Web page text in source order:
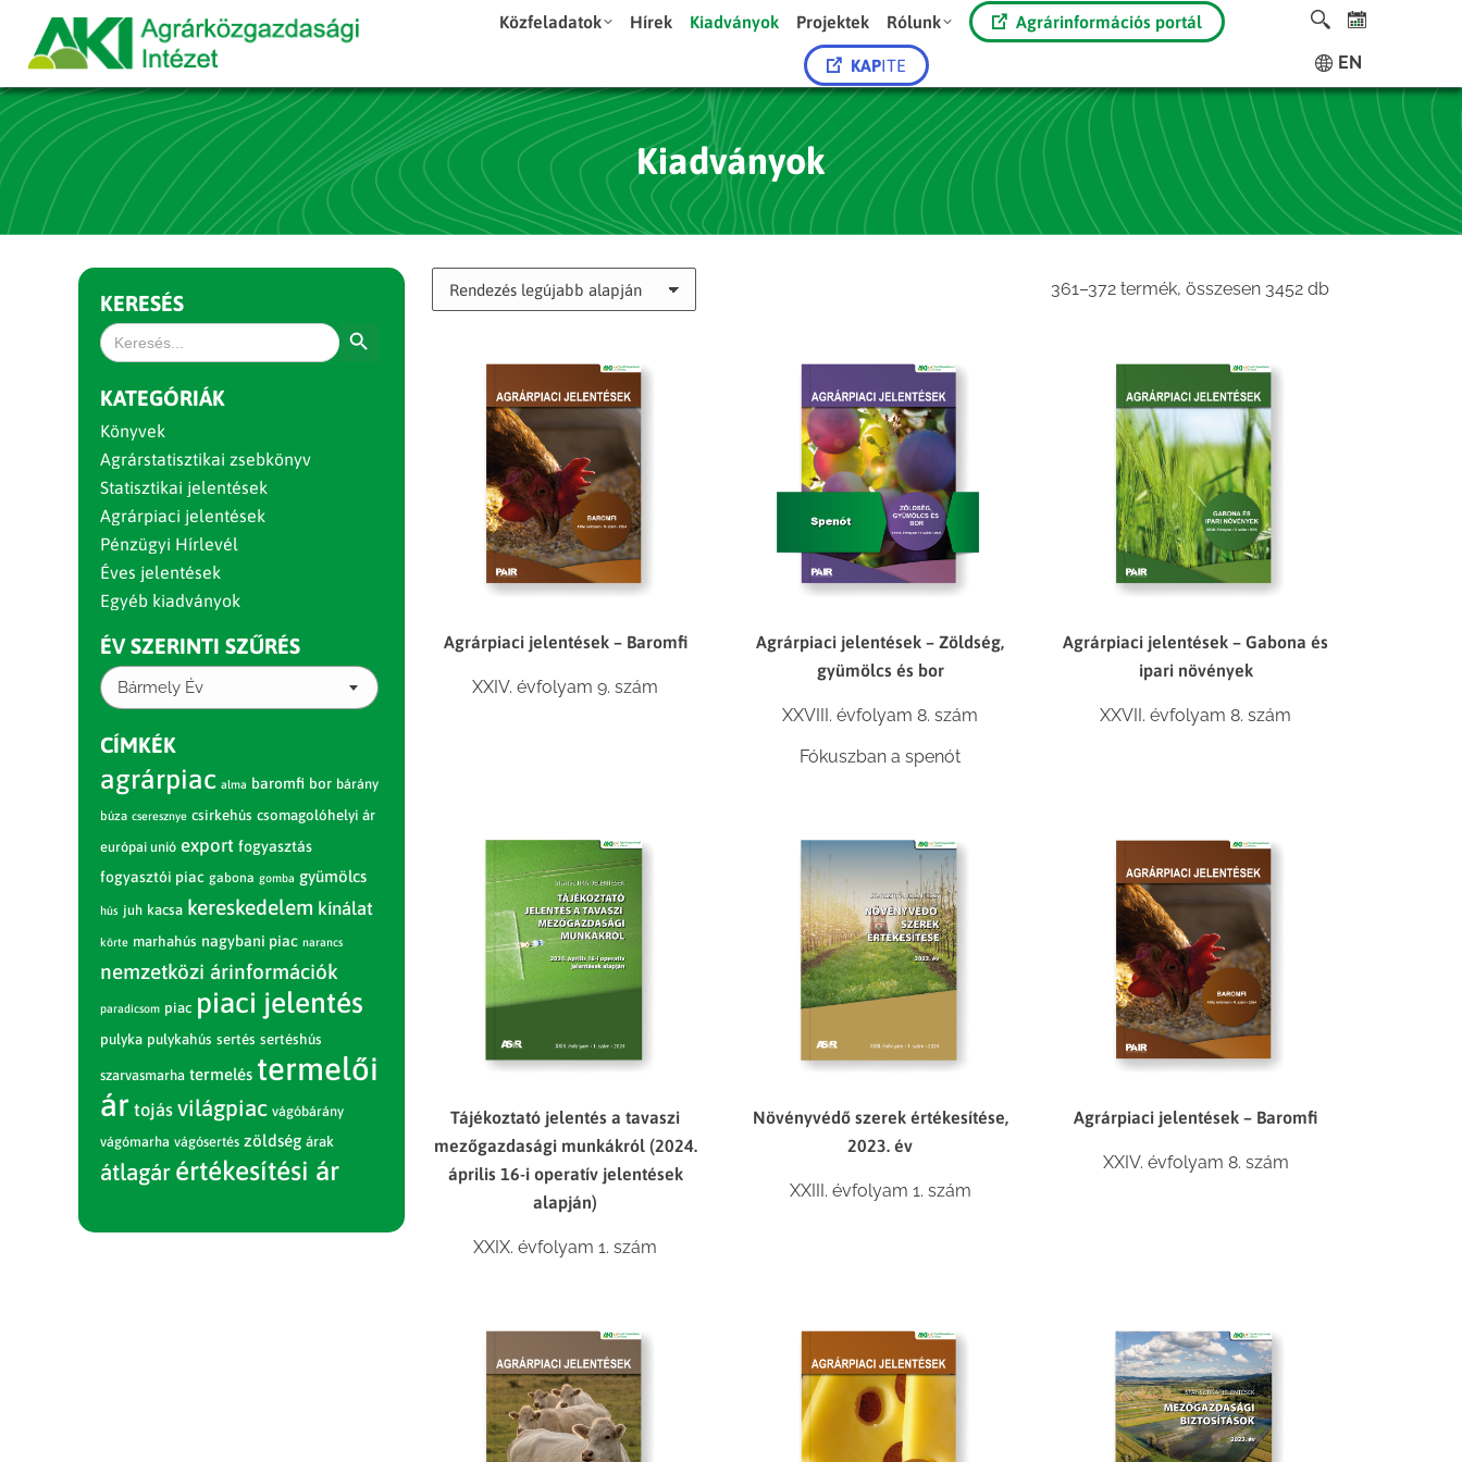
Közfeladatok Hírek Kiadványok Projektek Rólunk Agrárinformációs portál
KAPITE EN
Kiadványok
361–372 termék, összesen 3452 dbSorted
Agrárpiaci jelentések – Baromfi
XXIV. évfolyam 9. szám
Agrárpiaci jelentések – Zöldség,
gyümölcs és bor
XXVIII. évfolyam 8. szám
Fókuszban a spenót
Agrárpiaci jelentések – Gabona és
ipari növények
XXVII. évfolyam 8. szám
Tájékoztató jelentés a tavaszi
mezőgazdasági munkákról (2024.
április 16-i operatív jelentések
alapján)
XXIX. évfolyam 1. szám
Növényvédő szerek értékesítése,
2023. év
XXIII. évfolyam 1. szám
Agrárpiaci jelentések – Baromfi
XXIV. évfolyam 8. szám
KERESÉS
Search
for:
KATEGÓRIÁK
Könyvek
Agrárstatisztikai zsebkönyv
Statisztikai jelentések
Agrárpiaci jelentések
Pénzügyi Hírlevél
Éves jelentések
Egyéb kiadványok
ÉV SZERINTI SZŰRÉS
Bármely Év
CÍMKÉK
agrárpiac alma baromfi bor bárány
búza cseresznye csirkehús csomagolóhelyi ár
európai unió export fogyasztás
fogyasztói piac gabona gomba gyümölcs
hús juh kacsa kereskedelem kínálat
körte marhahús nagybani piac narancs
nemzetközi árinformációk
paradicsom piac piaci jelentés
pulyka pulykahús sertés sertéshús
szarvasmarha termelés termelői
ár tojás világpiac vágóbárány
vágómarha vágósertés zöldség árak
átlagár értékesítési ár